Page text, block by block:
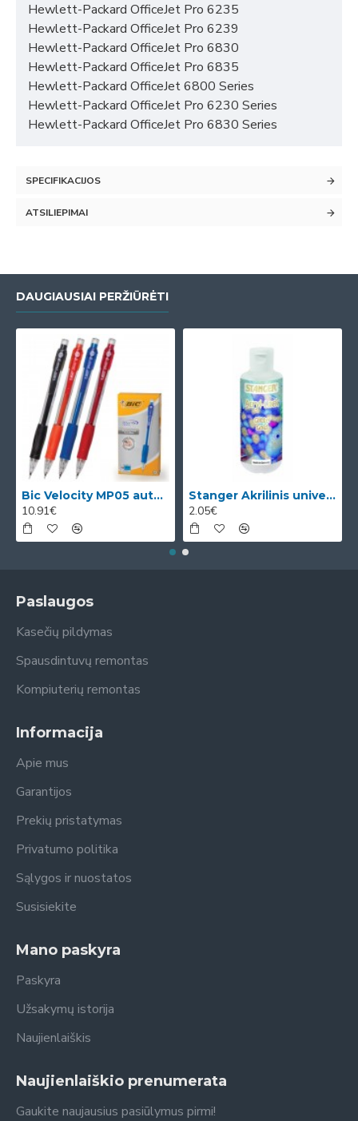
Hewlett-Packard OfficeJet Pro 6235
Hewlett-Packard OfficeJet Pro 6239
Hewlett-Packard OfficeJet Pro 6830
Hewlett-Packard OfficeJet Pro 6835
Hewlett-Packard OfficeJet 6800 Series
Hewlett-Packard OfficeJet Pro 6230 Series
Hewlett-Packard OfficeJet Pro 6830 Series
SPECIFIKACIJOS
ATSILIEPIMAI
DAUGIAUSIAI PERŽIŪRĖTI
Bic Velocity MP05 automatinis pieštukas su 3 x 0.5mm HB grafitais (dėžutėje 12vnt. skirtingomis korp
10.91€
Stanger Akrilinis universalus lakas, žvilgančio aukso efektas, 82 ml, 1 vnt KI12780A
2.05€
Paslaugos
Kasečių pildymas
Spausdintuvų remontas
Kompiuterių remontas
Informacija
Apie mus
Garantijos
Prekių pristatymas
Privatumo politika
Sąlygos ir nuostatos
Susisiekite
Mano paskyra
Paskyra
Užsakymų istorija
Naujienlaiškis
Naujienlaiškio prenumerata
Gaukite naujausius pasiūlymus pirmi!